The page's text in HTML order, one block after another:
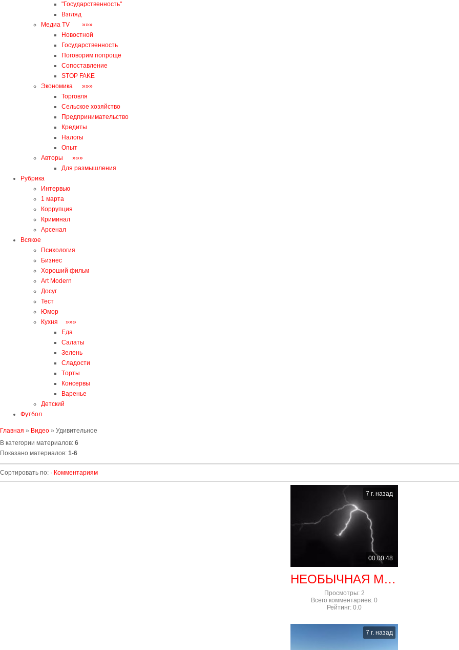
"Государственность"
Взгляд
Медиа TV »»»
Новостной
Государственность
Поговорим попроще
Сопоставление
STOP FAKE
Экономика »»»
Торговля
Сельское хозяйство
Предпринимательство
Кредиты
Налогы
Oпыт
Авторы »»»
Для размышления
Рубрикa
Интервью
1 марта
Коррупция
Криминал
Арсенал
Всякое
Психология
Бизнес
Хороший фильм
Art Modern
Досуг
Тест
Юмор
Кухня »»»
Еда
Салаты
Зелень
Сладости
Tорты
Консервы
Варенье
Детский
Футбол
Главная » Видео » Удивительное
В категории материалов: 6
Показано материалов: 1-6
Сортировать по: · Комментариям
7 г. назад
00:00:48
НЕОБЫЧНАЯ МОЛНИЯ
Просмотры: 2
Всего комментариев: 0
Рейтинг: 0.0
7 г. назад